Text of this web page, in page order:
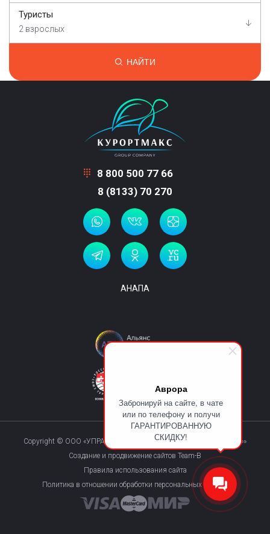
Аврора
Забронируй на сайте, в чате
или по телефону и получи
ГАРАНТИРОВАННУЮ
СКИДКУ!
Туристы
2 взрослых
НАЙТИ
8 800 500 77 66
8 (8133) 70 270
АНАПА
Copyright © ООО «УПРАВЛЯЮЩАЯ КОМПАНИЯ «КУРОРТМАКС»»
Создание и продвижение сайтов Team-B
Правила использования сайта
Политика в отношении обработки персональных данных